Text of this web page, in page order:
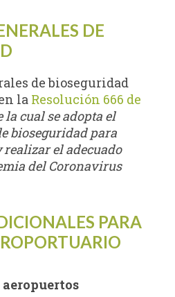
DE
de bioseguridad
la Resolución 666 de
la cual se adopta el
bioseguridad para
el adecuado
del Coronavirus
PARA
aeropuertos